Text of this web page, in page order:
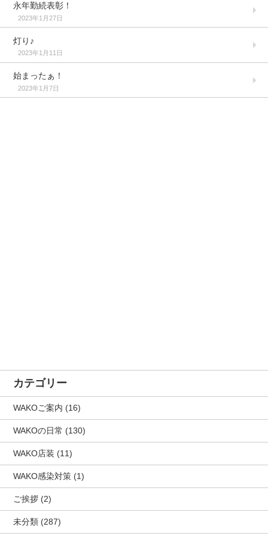
永年勤続表彰！
2023年1月27日
灯り♪
2023年1月11日
始まったぁ！
2023年1月7日
カテゴリー
WAKOご案内 (16)
WAKOの日常 (130)
WAKO店装 (11)
WAKO感染対策 (1)
ご挨拶 (2)
未分類 (287)